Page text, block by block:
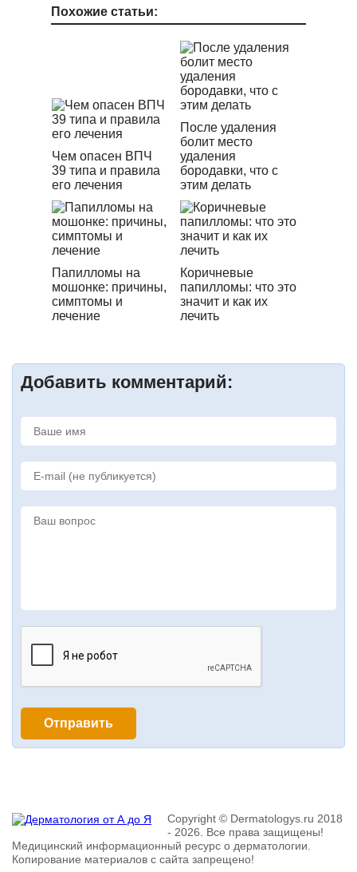
Похожие статьи:
Чем опасен ВПЧ
39 типа и правила
его лечения
После удаления
болит место
удаления
бородавки, что с
этим делать
Папилломы на
мошонке: причины,
симптомы и
лечение
Коричневые
папилломы: что это
значит и как их
лечить
Добавить комментарий:
Copyright © Dermatologys.ru 2018
- 2026. Все права защищены!
Медицинский информационный ресурс о дерматологии.
Копирование материалов с сайта запрещено!